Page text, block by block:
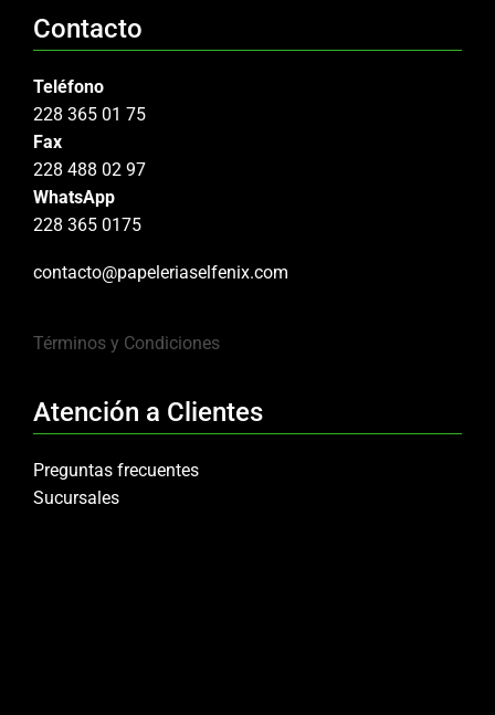
Contacto
Teléfono
228 365 01 75
Fax
228 488 02 97
WhatsApp
228 365 0175
contacto@papeleriaselfenix.com
Términos y Condiciones
Atención a Clientes
Preguntas frecuentes
Sucursales